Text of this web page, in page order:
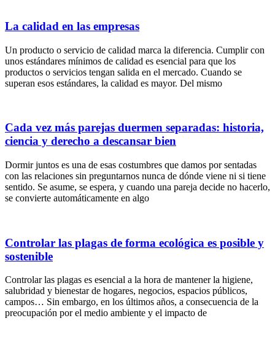
La calidad en las empresas
Un producto o servicio de calidad marca la diferencia. Cumplir con
unos estándares mínimos de calidad es esencial para que los
productos o servicios tengan salida en el mercado. Cuando se
superan esos estándares, la calidad es mayor. Del mismo
Cada vez más parejas duermen separadas: historia,
ciencia y derecho a descansar bien
Dormir juntos es una de esas costumbres que damos por sentadas
con las relaciones sin preguntarnos nunca de dónde viene ni si tiene
sentido. Se asume, se espera, y cuando una pareja decide no hacerlo,
se convierte automáticamente en algo
Controlar las plagas de forma ecológica es posible y
sostenible
Controlar las plagas es esencial a la hora de mantener la higiene,
salubridad y bienestar de hogares, negocios, espacios públicos,
campos… Sin embargo, en los últimos años, a consecuencia de la
preocupación por el medio ambiente y el impacto de